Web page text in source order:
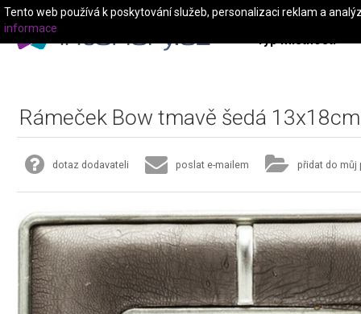
Typ místnosti
Rámeček Bow tmavě šedá 13x18cm
dotaz dodavateli poslat e-mailem přidat do můj
Tento web používá k poskytování služeb, personalizaci reklam a
informace